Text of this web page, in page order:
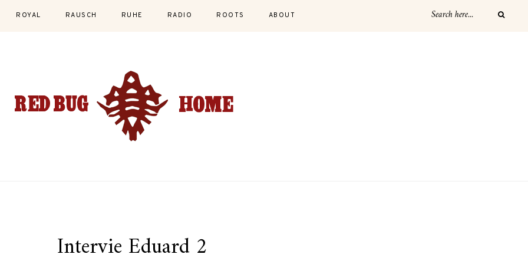
ROYAL RAUSCH RUHE RADIO ROOTS ABOUT
Intervie Eduard 2